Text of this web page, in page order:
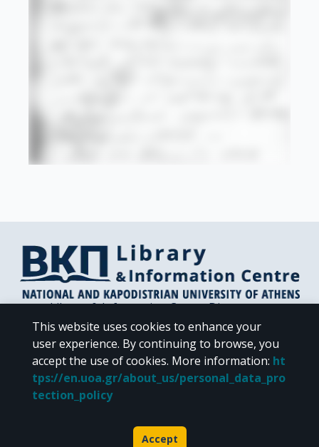
Library & Information Centre Directorate
Libraries of the NKUA
Libraries Computer Center
Contact / Helpdesk
This website uses cookies to enhance your
user experience. By continuing to browse, you
accept the use of cookies. More information: ht
tps://en.uoa.gr/about_us/personal_data_pro
tection_policy
Accept